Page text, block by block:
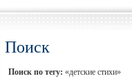
Поиск
Поиск по тегу: «детские стихи»